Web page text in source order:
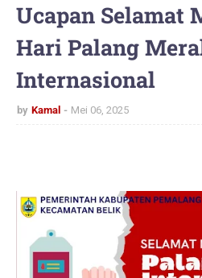
Ucapan Selamat
Hari Palang
Internasional
by Kamal Mei 06, 2025